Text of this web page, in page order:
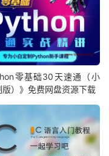
务到云服务器. mp4 113.
求.mp4 126. 40M
级与验证.mp4 192.95M
部署.mp4 327.63M
.mp4 348.
零基础30天速通（小
版）》免费网盘资源下载